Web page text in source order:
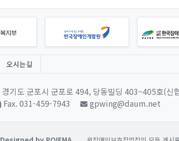
오시는길
경기도 군포시 군포로 494, 당동빌딩 403~405호(신
Fax. 031-459-7943
gpwing@daum.net